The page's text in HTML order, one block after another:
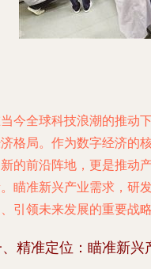
今全球科技浪潮的推动
格局。作为数字经济的
的前沿阵地，更是推动
瞄准新兴产业需求，研
引领未来发展的重要战略
精准定位：瞄准新兴